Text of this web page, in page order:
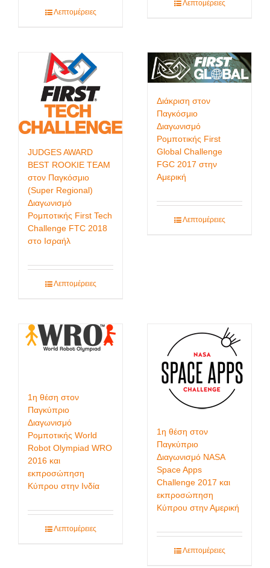
Λεπτομέρειες
Λεπτομέρειες
JUDGES AWARD
BEST ROOKIE TEAM
στον Παγκόσμιο
(Super Regional)
Διαγωνισμό
Ρομποτικής First Tech
Challenge FTC 2018
στο Ισραήλ
Λεπτομέρειες
Διάκριση στον
Παγκόσμιο
Διαγωνισμό
Ρομποτικής First
Global Challenge
FGC 2017 στην
Αμερική
Λεπτομέρειες
1η θέση στον
Παγκύπριο
Διαγωνισμό
Ρομποτικής World
Robot Olympiad WRO
2016 και
εκπροσώπηση
Κύπρου στην Ινδία
Λεπτομέρειες
1η θέση στον
Παγκύπριο
Διαγωνισμό NASA
Space Apps
Challenge 2017 και
εκπροσώπηση
Κύπρου στην Αμερική
Λεπτομέρειες